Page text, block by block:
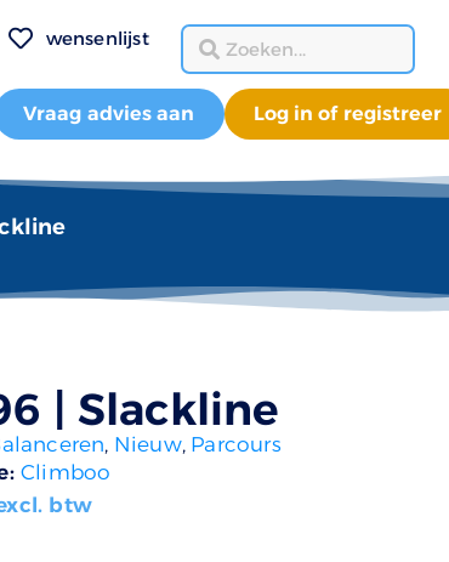
wensenlijst
Vraag advies aan Log in of registreer
| Slackline
, Nieuw, Parcours
Climboo
btw